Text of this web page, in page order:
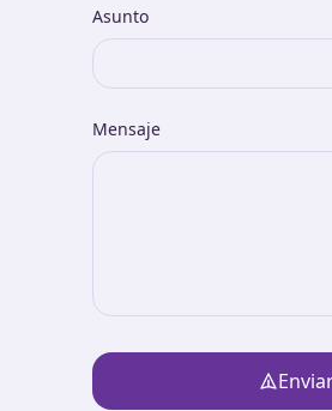
Asunto
Mensaje